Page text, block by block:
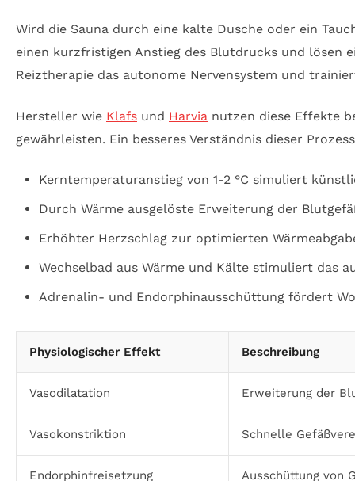
Wird die Sauna durch eine kalte Dusche oder ein
einen kurzfristigen Anstieg des Blutdrucks und lösen
Reiztherapie das autonome Nervensystem und
Hersteller wie Klafs und Harvia nutzen diese Effekte
gewährleisten. Ein besseres Verständnis dieser
Kerntemperaturanstieg von 1-2 °C simuliert
Durch Wärme ausgelöste Erweiterung der
Erhöhter Herzschlag zur optimierten
Wechselbad aus Wärme und Kälte stimuliert das
Adrenalin- und Endorphinausschüttung fördert
Physiologischer Effekt Beschreibung
Vasodilatation Erweiterung der
Vasokonstriktion Schnelle
Endorphinfreisetzung Ausschüttung von